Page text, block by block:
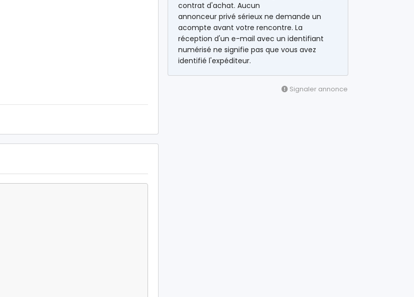
contrat d'achat. Aucun
annonceur privé sérieux ne demande un
acompte avant votre rencontre. La
réception d'un e-mail avec un identifiant
numérisé ne signifie pas que vous avez
identifié l'expéditeur.
Signaler annonce